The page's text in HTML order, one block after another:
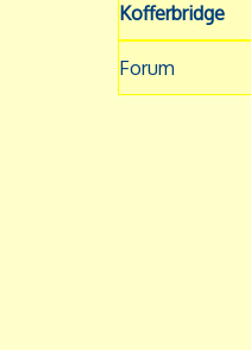
Kofferbridge
Forum